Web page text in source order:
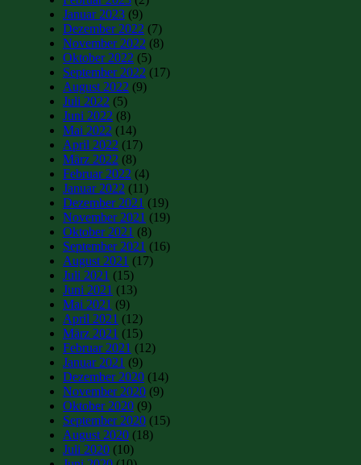
Januar 2023 (9)
Dezember 2022 (7)
November 2022 (8)
Oktober 2022 (5)
September 2022 (17)
August 2022 (9)
Juli 2022 (5)
Juni 2022 (8)
Mai 2022 (14)
April 2022 (17)
März 2022 (8)
Februar 2022 (4)
Januar 2022 (11)
Dezember 2021 (19)
November 2021 (19)
Oktober 2021 (8)
September 2021 (16)
August 2021 (17)
Juli 2021 (15)
Juni 2021 (13)
Mai 2021 (9)
April 2021 (12)
März 2021 (15)
Februar 2021 (12)
Januar 2021 (9)
Dezember 2020 (14)
November 2020 (9)
Oktober 2020 (9)
September 2020 (15)
August 2020 (18)
Juli 2020 (10)